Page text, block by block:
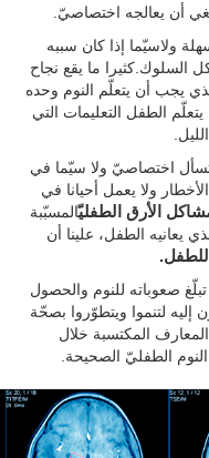
أن يعالجه اختصاصيّ.
ولاسيّما إذا كان سببه
السلوك.كثيرا ما يقع نجاح
يجب أن يتعلّم النوم وحده
الطفل التعليمات التي
تسأل اختصاصيّ ولا سيّما في
ولا يعمل أحيانا في
الأرق الطفليّالمسبّبة
يعانيه الطفل، علينا أن
للطفل.
صعوباته للنوم والحصول
إليه لتنموا ويتطوّروا بصحّة
المكتسبة خلال
الطفليّ الصحيحة.